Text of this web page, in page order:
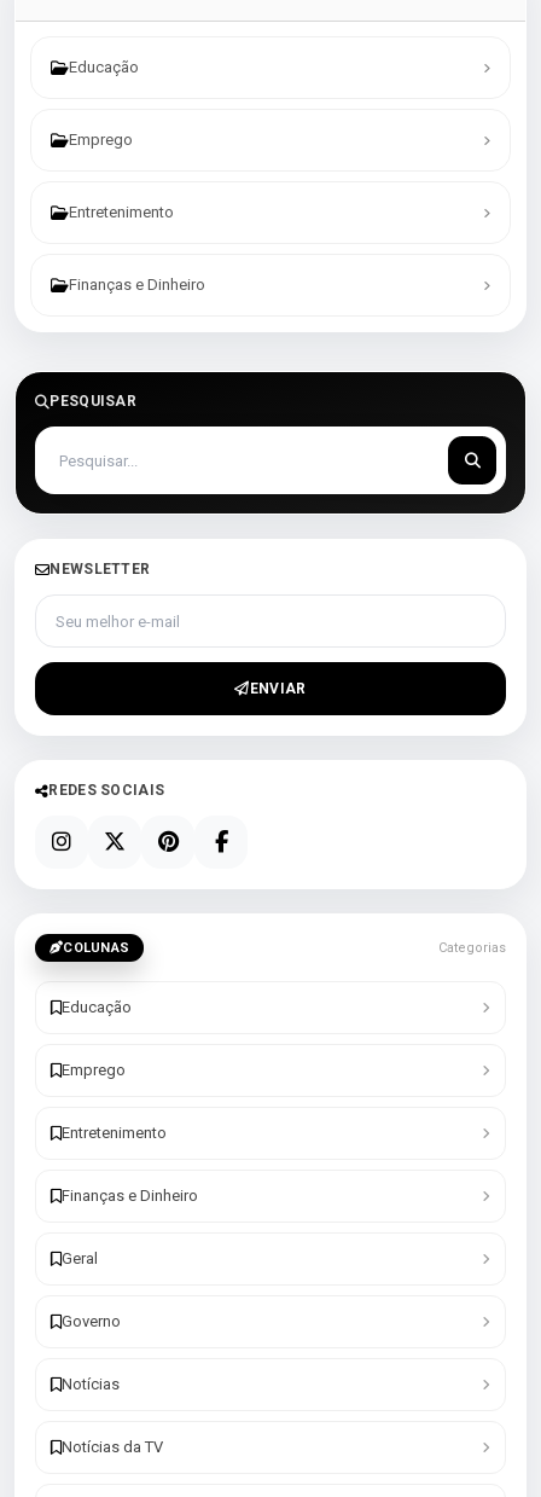
Educação
Emprego
Entretenimento
Finanças e Dinheiro
PESQUISAR
NEWSLETTER
Seu melhor e-mail
ENVIAR
REDES SOCIAIS
COLUNAS Categorias
Educação
Emprego
Entretenimento
Finanças e Dinheiro
Geral
Governo
Notícias
Notícias da TV